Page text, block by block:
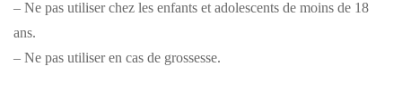
– Ne pas utiliser chez les enfants et adolescents de moins de 18
ans.
– Ne pas utiliser en cas de grossesse.